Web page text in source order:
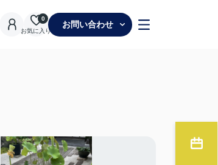
お気に入り
0
お問い合わせ